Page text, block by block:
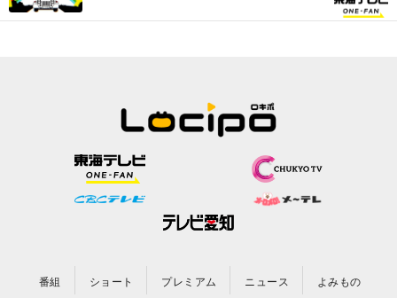
番組 ショート プレミアム ニュース よみもの